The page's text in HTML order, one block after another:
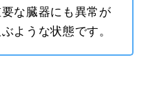
な臓器にも異常が
ような状態です。